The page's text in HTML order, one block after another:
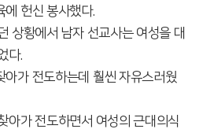
에 헌신 봉사했다.
상황에서 남자 선교사는 여성을 대
다.
아가 전도하는데 훨씬 자유스러웠
아가 전도하면서 여성의 근대의식